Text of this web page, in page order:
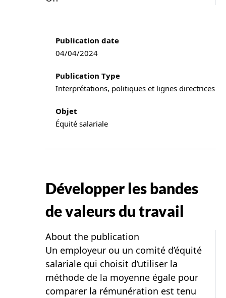
Publication information
Publication date
04/04/2024
Publication Type
Interprétations, politiques et lignes directrices
Objet
Équité salariale
Développer les bandes
de valeurs du travail
About the publication
Un employeur ou un comité d’équité
salariale qui choisit d’utiliser la
méthode de la moyenne égale pour
comparer la rémunération est tenu